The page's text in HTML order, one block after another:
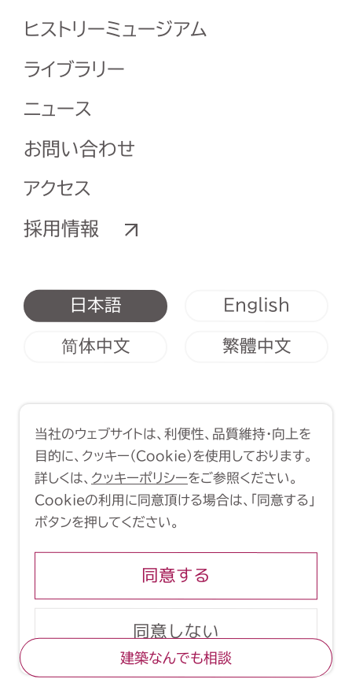
建築なんでも相談
ヒストリーミュージアム
ライブラリー
ニュース
お問い合わせ
アクセス
採用情報
日本語 English
简体中文 繁體中文
Copyright (C) 1998-2026 Yasui
Architects & Engineers, Inc.
当社のウェブサイトは、利便性、品質維持・向上を
目的に、クッキー（Cookie）を使用しております。
詳しくは、 クッキーポリシーをご参照ください。
Cookieの利用に同意頂ける場合は、「同意する」
ボタンを押してください。
同意する
同意しない